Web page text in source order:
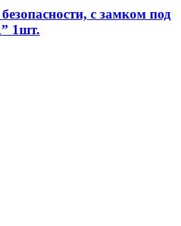
с замком под
1шт.